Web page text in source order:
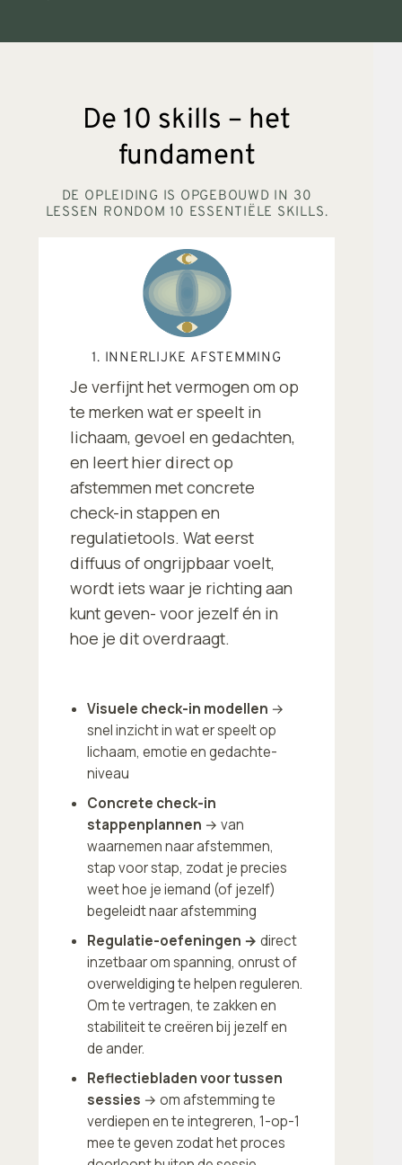
kunt inzetten in jouw trajecten.
De 10 skills – het
fundament
DE OPLEIDING IS OPGEBOUWD IN 30
LESSEN RONDOM 10 ESSENTIËLE SKILLS.
1. INNERLIJKE AFSTEMMING
Je verfijnt het vermogen om op
te merken wat er speelt in
lichaam, gevoel en gedachten,
en leert hier direct op
afstemmen met concrete
check-in stappen en
regulatietools. Wat eerst
diffuus of ongrijpbaar voelt,
wordt iets waar je richting aan
kunt geven- voor jezelf én in
hoe je dit overdraagt.
Visuele check-in modellen →
snel inzicht in wat er speelt op
lichaam, emotie en gedachte-
niveau
Concrete check-in
stappenplannen → van
waarnemen naar afstemmen,
stap voor stap, zodat je precies
weet hoe je iemand (of jezelf)
begeleidt naar afstemming
Regulatie-oefeningen →direct
inzetbaar om spanning, onrust of
overweldiging te helpen reguleren.
Om te vertragen, te zakken en
stabiliteit te creëren bij jezelf en
de ander.
Reflectiebladen voor tussen
sessies → om afstemming te
verdiepen en te integreren, 1-op-1
mee te geven zodat het proces